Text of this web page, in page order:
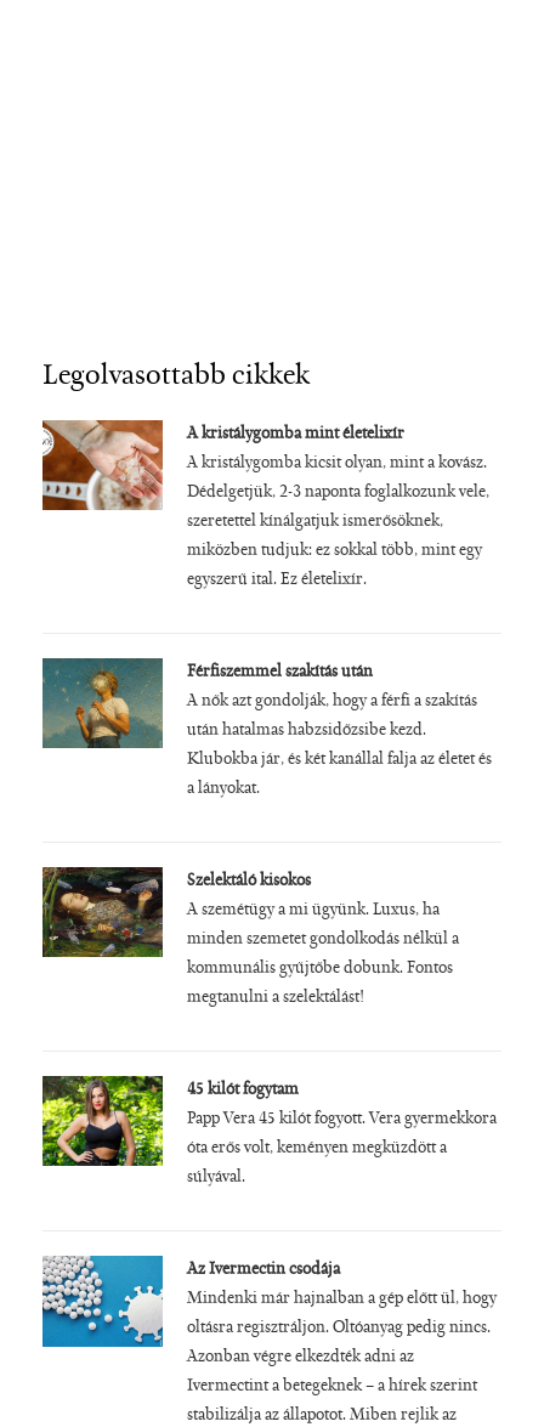
Legolvasottabb cikkek
A kristálygomba mint életelixír
A kristálygomba kicsit olyan, mint a kovász.
Dédelgetjük, 2-3 naponta foglalkozunk vele,
szeretettel kínálgatjuk ismerősöknek,
miközben tudjuk: ez sokkal több, mint egy
egyszerű ital. Ez életelixír.
Férfiszemmel szakítás után
A nők azt gondolják, hogy a férfi a szakítás
után hatalmas habzsidőzsibe kezd.
Klubokba jár, és két kanállal falja az életet és
a lányokat.
Szelektáló kisokos
A szemétügy a mi ügyünk. Luxus, ha
minden szemetet gondolkodás nélkül a
kommunális gyűjtőbe dobunk. Fontos
megtanulni a szelektálást!
45 kilót fogytam
Papp Vera 45 kilót fogyott. Vera gyermekkora
óta erős volt, keményen megküzdött a
súlyával.
Az Ivermectin csodája
Mindenki már hajnalban a gép előtt ül, hogy
oltásra regisztráljon. Oltóanyag pedig nincs.
Azonban végre elkezdték adni az
Ivermectint a betegeknek – a hírek szerint
stabilizálja az állapotot. Miben rejlik az